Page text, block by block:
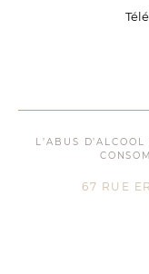
L’ABUS
67 RUE